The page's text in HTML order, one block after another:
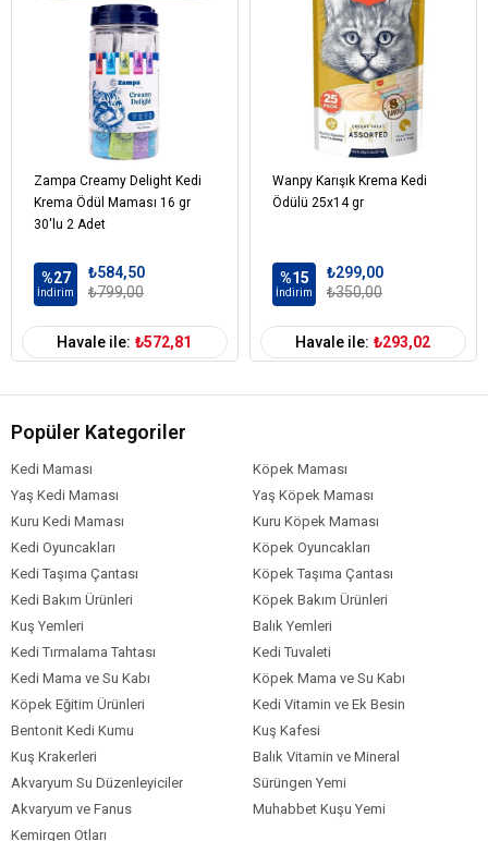
Zampa Creamy Delight Kedi
Krema Ödül Maması 16 gr
30'lu 2 Adet
%27
İndirim
₺584,50
₺799,00
Havale ile: ₺572,81
Wanpy Karışık Krema Kedi
Ödülü 25x14 gr
%15
İndirim
₺299,00
₺350,00
Havale ile: ₺293,02
Popüler Kategoriler
Kedi Maması
Köpek Maması
Yaş Kedi Maması
Yaş Köpek Maması
Kuru Kedi Maması
Kuru Köpek Maması
Kedi Oyuncakları
Köpek Oyuncakları
Kedi Taşıma Çantası
Köpek Taşıma Çantası
Kedi Bakım Ürünleri
Köpek Bakım Ürünleri
Kuş Yemleri
Balık Yemleri
Kedi Tırmalama Tahtası
Kedi Tuvaleti
Kedi Mama ve Su Kabı
Köpek Mama ve Su Kabı
Köpek Eğitim Ürünleri
Kedi Vitamin ve Ek Besin
Bentonit Kedi Kumu
Kuş Kafesi
Kuş Krakerleri
Balık Vitamin ve Mineral
Akvaryum Su Düzenleyiciler
Sürüngen Yemi
Akvaryum ve Fanus
Muhabbet Kuşu Yemi
Kemirgen Otları